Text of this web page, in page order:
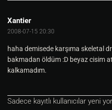
Xantier
2008-07-15 20:30
haha demisede karşıma skeletal
bakmadan öldüm :D beyaz cisim
kalkamadım.
Sadece kayıtlı kullanıcılar yeni